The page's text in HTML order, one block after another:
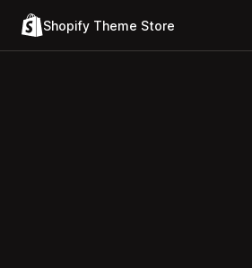
Shopify Theme Store